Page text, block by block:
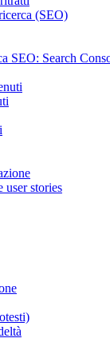
(SEO)
SEO: Search
user stories